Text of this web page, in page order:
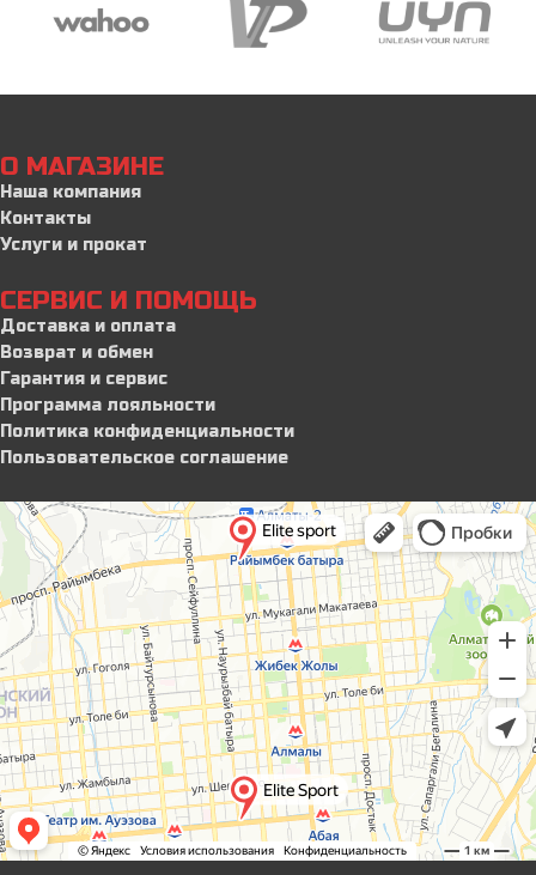
О МАГАЗИНЕ
Наша компания
Контакты
Услуги и прокат
СЕРВИС И ПОМОЩЬ
Доставка и оплата
Возврат и обмен
Гарантия и сервис
Программа лояльности
Политика конфиденциальности
Пользовательское соглашение